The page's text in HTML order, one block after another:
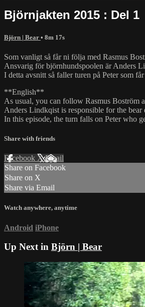
Björnjakten 2015 : Del 1
Björn | Bear • 8m 17s
Som vanligt så får ni följa med Rasmus
Ansvarig för björnhundspoolen är Anders
I detta avsnitt så faller turen på Peter som
**English**
As usual, you can follow Rasmus Boström
Anders Lindkqist is responsible for the
In this episode, the turn falls on Peter who
Share with friends
Facebook XEmail
Share on Facebook
Share on X
Share via Email
Watch anywhere, anytime
Android iPhone
Up Next in Björn | Bear